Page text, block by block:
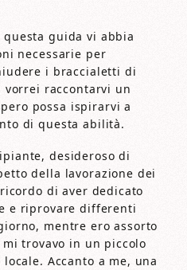
guida vi abbia
necessarie per
i braccialetti di
vorrei raccontarvi un
possa ispirarvi a
di questa abilità.
desideroso di
della lavorazione dei
di aver dedicato
e riprovare differenti
mentre ero assorto
trovavo in un piccolo
Accanto a me, una